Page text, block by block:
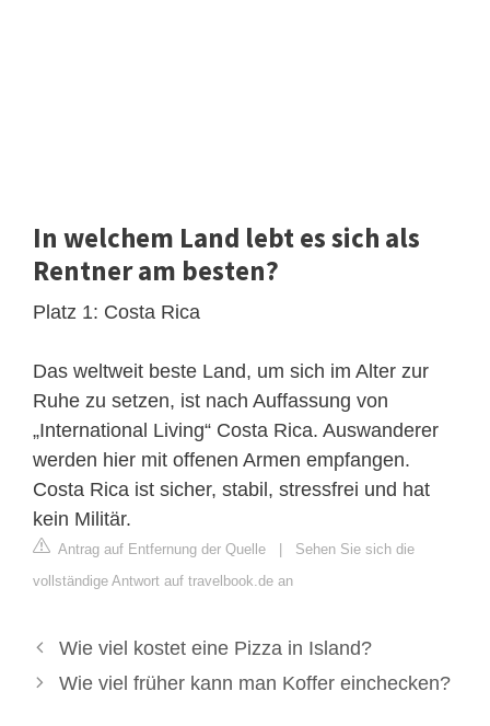
In welchem Land lebt es sich als
Rentner am besten?
Platz 1: Costa Rica
Das weltweit beste Land, um sich im Alter zur
Ruhe zu setzen, ist nach Auffassung von
„International Living“ Costa Rica. Auswanderer
werden hier mit offenen Armen empfangen.
Costa Rica ist sicher, stabil, stressfrei und hat
kein Militär.
Antrag auf Entfernung der Quelle | Sehen Sie sich die
vollständige Antwort auf travelbook.de an
Wie viel kostet eine Pizza in Island?
Wie viel früher kann man Koffer einchecken?